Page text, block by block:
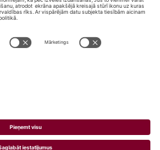
UN
PERSONĀM IR